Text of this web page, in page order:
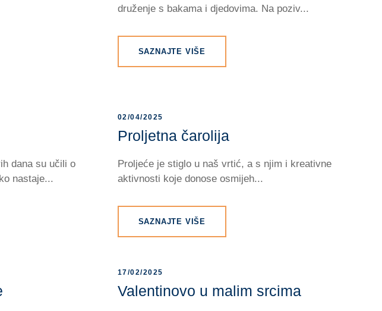
druženje s bakama i djedovima. Na poziv...
SAZNAJTE VIŠE
dana su učili o
nastaje...
02/04/2025
Proljetna čarolija
Proljeće je stiglo u naš vrtić, a s njim i kreativne
aktivnosti koje donose osmijeh...
SAZNAJTE VIŠE
17/02/2025
Valentinovo u malim srcima